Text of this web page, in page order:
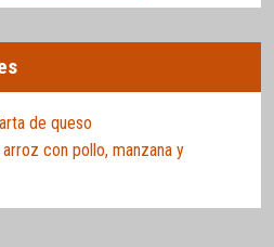
de queso
arroz con pollo, manzana y